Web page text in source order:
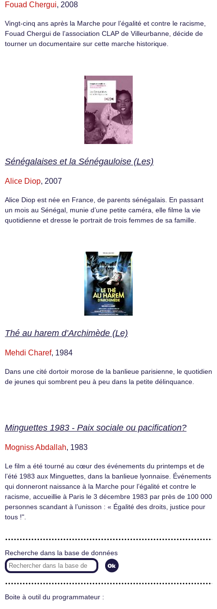
Fouad Chergui, 2008
Vingt-cinq ans après la Marche pour l’égalité et contre le racisme,
Fouad Chergui de l’association CLAP de Villeurbanne, décide de
tourner un documentaire sur cette marche historique.
Sénégalaises et la Sénégauloise (Les)
Alice Diop, 2007
Alice Diop est née en France, de parents sénégalais. En passant
un mois au Sénégal, munie d’une petite caméra, elle filme la vie
quotidienne et dresse le portrait de trois femmes de sa famille.
Thé au harem d’Archimède (Le)
Mehdi Charef, 1984
Dans une cité dortoir morose de la banlieue parisienne, le quotidien
de jeunes qui sombrent peu à peu dans la petite délinquance.
Minguettes 1983 - Paix sociale ou pacification?
Mogniss Abdallah, 1983
Le film a été tourné au cœur des événements du printemps et de
l’été 1983 aux Minguettes, dans la banlieue lyonnaise. Événements
qui donneront naissance à la Marche pour l’égalité et contre le
racisme, accueillie à Paris le 3 décembre 1983 par près de 100 000
personnes scandant à l’unisson : « Égalité des droits, justice pour
tous !".
Recherche dans la base de données
Boite à outil du programmateur :